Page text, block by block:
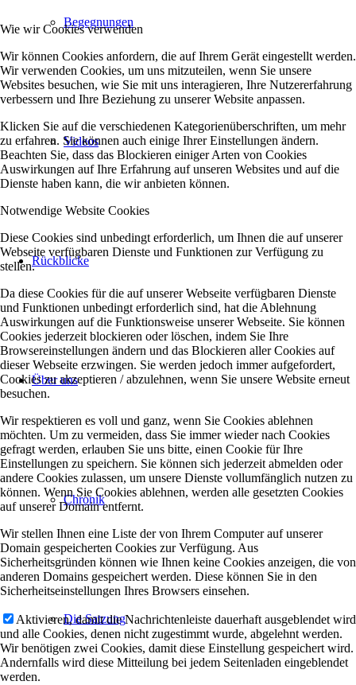
Begegnungen
Videos
Rückblicke
Über uns
Chronik
Die Satzung
Wie wir Cookies verwenden
Wir können Cookies anfordern, die auf Ihrem Gerät eingestellt werden.
Wir verwenden Cookies, um uns mitzuteilen, wenn Sie unsere
Websites besuchen, wie Sie mit uns interagieren, Ihre Nutzererfahrung
verbessern und Ihre Beziehung zu unserer Website anpassen.
Klicken Sie auf die verschiedenen Kategorienüberschriften, um mehr
zu erfahren. Sie können auch einige Ihrer Einstellungen ändern.
Beachten Sie, dass das Blockieren einiger Arten von Cookies
Auswirkungen auf Ihre Erfahrung auf unseren Websites und auf die
Dienste haben kann, die wir anbieten können.
Notwendige Website Cookies
Diese Cookies sind unbedingt erforderlich, um Ihnen die auf unserer
Webseite verfügbaren Dienste und Funktionen zur Verfügung zu
stellen.
Da diese Cookies für die auf unserer Webseite verfügbaren Dienste
und Funktionen unbedingt erforderlich sind, hat die Ablehnung
Auswirkungen auf die Funktionsweise unserer Webseite. Sie können
Cookies jederzeit blockieren oder löschen, indem Sie Ihre
Browsereinstellungen ändern und das Blockieren aller Cookies auf
dieser Webseite erzwingen. Sie werden jedoch immer aufgefordert,
Cookies zu akzeptieren / abzulehnen, wenn Sie unsere Website erneut
besuchen.
Wir respektieren es voll und ganz, wenn Sie Cookies ablehnen
möchten. Um zu vermeiden, dass Sie immer wieder nach Cookies
gefragt werden, erlauben Sie uns bitte, einen Cookie für Ihre
Einstellungen zu speichern. Sie können sich jederzeit abmelden oder
andere Cookies zulassen, um unsere Dienste vollumfänglich nutzen zu
können. Wenn Sie Cookies ablehnen, werden alle gesetzten Cookies
auf unserer Domain entfernt.
Wir stellen Ihnen eine Liste der von Ihrem Computer auf unserer
Domain gespeicherten Cookies zur Verfügung. Aus
Sicherheitsgründen können wie Ihnen keine Cookies anzeigen, die von
anderen Domains gespeichert werden. Diese können Sie in den
Sicherheitseinstellungen Ihres Browsers einsehen.
Aktivieren, damit die Nachrichtenleiste dauerhaft ausgeblendet wird
und alle Cookies, denen nicht zugestimmt wurde, abgelehnt werden.
Wir benötigen zwei Cookies, damit diese Einstellung gespeichert wird.
Andernfalls wird diese Mitteilung bei jedem Seitenladen eingeblendet
werden.